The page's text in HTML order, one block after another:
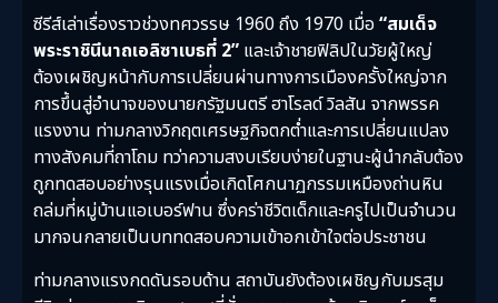
ซีรีส์เล่าเรื่องราวช่วงทศวรรษ 1960 ถึง 1970 เมื่อ “สมเด็จ
พระราชินีนาถเอลิซาเบธที่ 2” และเจ้าชายฟิลิปในวัยผู้ใหญ่
ต้องเผชิญหน้ากับการเปลี่ยนผ่านทางการเมืองครั้งใหญ่จาก
การขึ้นสู่อำนาจของนายกรัฐมนตรี ฮาโรลด์ วิลสัน จากพรรค
แรงงาน ท่ามกลางวิกฤตเศรษฐกิจตกต่ำและการเปลี่ยนแปลง
ทางสังคมที่ถาโถม ทว่าความสงบเรียบง่ายในฐานะผู้นำกลับต้อง
ถูกทดสอบอย่างรุนแรงเมื่อเกิดโศกนาฏกรรมเหมืองถ่านหิน
ถล่มที่หมู่บ้านแอเบอร์ฟาน ซึ่งคร่าชีวิตเด็กและครูไปเป็นจำนวน
มากจนกลายเป็นบททดสอบความเข้าอกเข้าใจต่อประชาชน
ท่ามกลางแรงกดดันรอบด้าน สถาบันยังต้องเผชิญกับมรสุม